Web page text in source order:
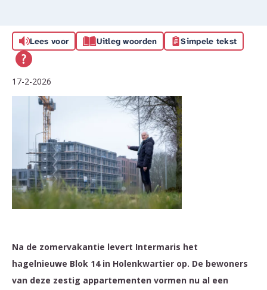
Lees voor Uitleg woorden Simpele tekst
17-2-2026
Na de zomervakantie levert Intermaris het
hagelnieuwe Blok 14 in Holenkwartier op. De bewoners
van deze zestig appartementen vormen nu al een